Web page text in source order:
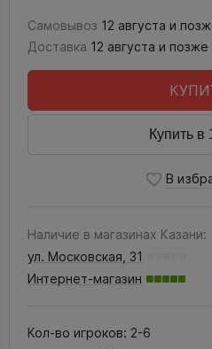
Самовывоз 12 августа и
Доставка 12 августа и позже
Купить в
Наличие в магазинах Казани:
ул. Московская, 31
Интернет-магазин
Кол-во игроков: 2-6